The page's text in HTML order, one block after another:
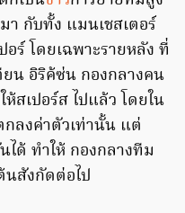
า กับทั้ง แมนเชสเตอร์
ร์ โดยเฉพาะรายหลัง ที่
น อิริค้ซ่น กองกลางคน
สเปอร์ส ไปแล้ว โดยใน
กลงค่าตัวเท่านั้น แต่
ด้ ทำให้ กองกลางทีม
สังกัดต่อไป